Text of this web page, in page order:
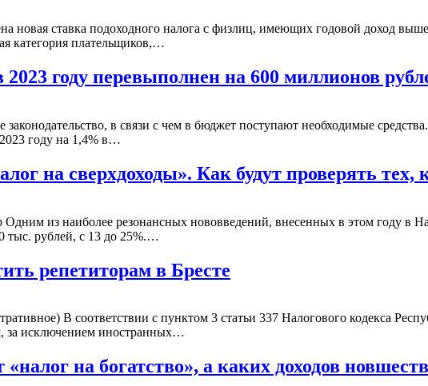
новая ставка подоходного налога с физлиц, имеющих годовой доход
категория плательщиков,…
году перевыполнен на 600 миллионов
в связи с чем в бюджет поступают необходимые
году на 1,4% в…
на сверхдоходы». Как будут проверять тех,
из наиболее резонансных нововведений, внесенных в этом году в
тыс. рублей, с 13 до 25%.…
репетиторам в Бресте
В соответствии с пунктом 3 статьи 337 Налогового кодекса
за исключением иностранных…
на богатство», а каких доходов